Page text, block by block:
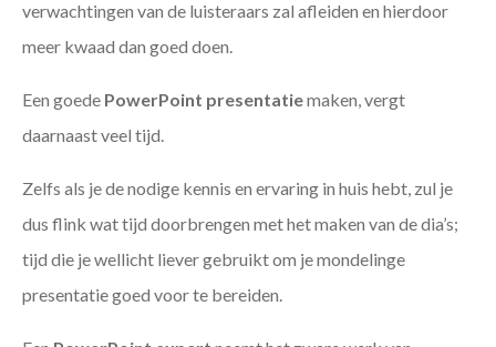
verwachtingen van de luisteraars zal afleiden en hierdoor
meer kwaad dan goed doen.
Een goede PowerPoint presentatiemaken, vergt
daarnaast veel tijd.
Zelfs als je de nodige kennis en ervaring in huis hebt, zul je
dus flink wat tijd doorbrengen met het maken van de dia’s;
tijd die je wellicht liever gebruikt om je mondelinge
presentatie goed voor te bereiden.